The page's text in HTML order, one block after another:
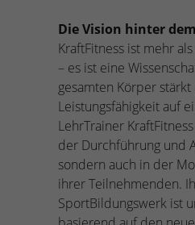
Die Vision hinter
KraftFitness ist mehr
– es ist eine
gesamten Körper
Leistungsfähigkeit auf
LehrTrainer
der Durchführung und
sondern auch in der
ihrer Teilnehmenden.
SportBildungswerk ist